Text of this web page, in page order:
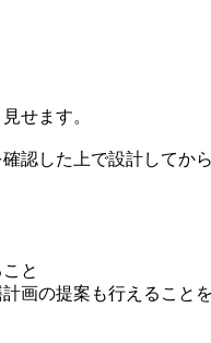
せます。
認した上で設計してか
と
画の提案も行えること